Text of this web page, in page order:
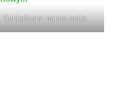
Schłodzona panna cotta